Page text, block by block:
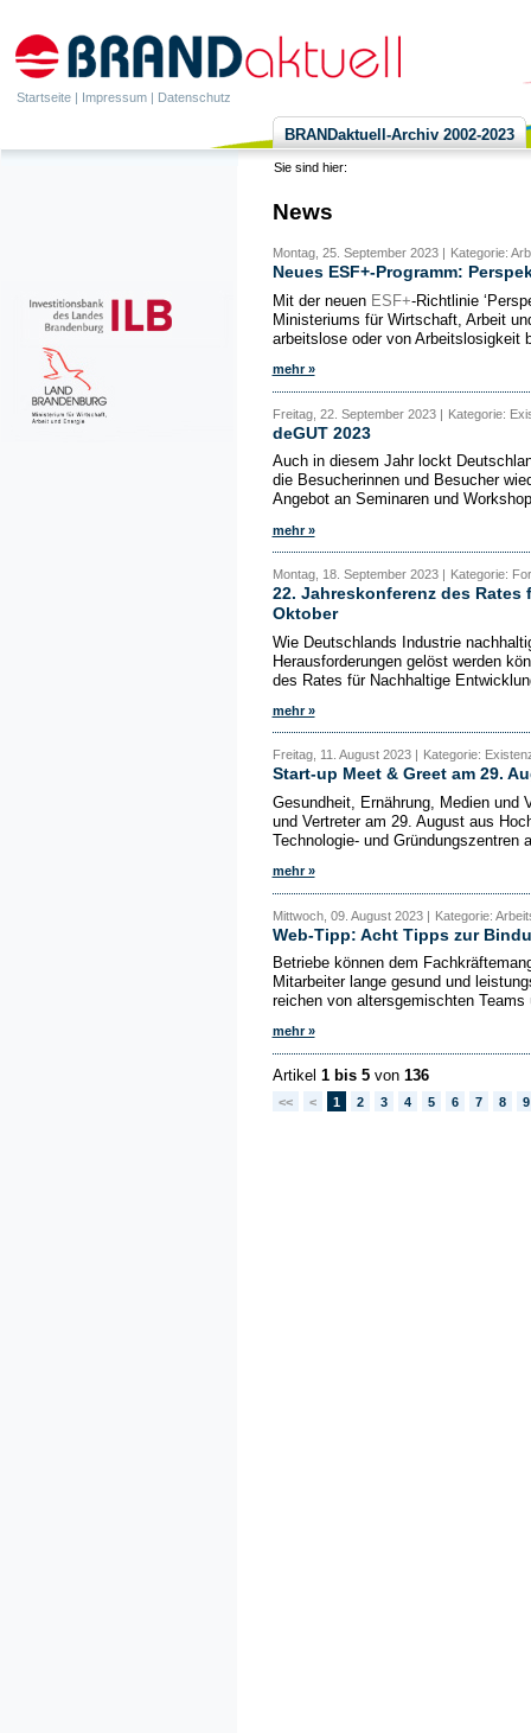
Startseite | Impressum | Datenschutz
BRANDaktuell-Archiv 2002-2023
Sie sind hier:
News
Montag, 25. September 2023 | Kategorie:
Neues ESF+-Programm:
Mit der neuen ESF+-Richtlinie
Ministeriums für Wirtschaft, Arbeit
arbeitslose oder von Arbeitslosigkeit
mehr »
Freitag, 22. September 2023 | Kategorie:
deGUT 2023
Auch in diesem Jahr lockt
die Besucherinnen und Besucher
Angebot an Seminaren und
mehr »
Montag, 18. September 2023 | Kategorie:
22. Jahreskonferenz des Rates
Oktober
Wie Deutschlands Industrie
Herausforderungen gelöst werden
des Rates für Nachhaltige
mehr »
Freitag, 11. August 2023 | Kategorie:
Start-up Meet & Greet am 29.
Gesundheit, Ernährung, Medien und
und Vertreter am 29. August aus
Technologie- und Gründungszentren
mehr »
Mittwoch, 09. August 2023 | Kategorie:
Web-Tipp: Acht Tipps zur
Betriebe können dem
Mitarbeiter lange gesund und
reichen von altersgemischten
mehr »
Artikel 1 bis 5von 136
<< < 1 2 3 4 5 6 7 8 9